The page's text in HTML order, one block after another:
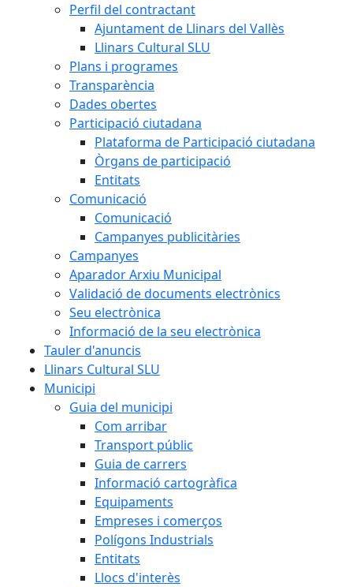
Perfil del contractant
Ajuntament de Llinars del Vallès
Llinars Cultural SLU
Plans i programes
Transparència
Dades obertes
Participació ciutadana
Plataforma de Participació ciutadana
Òrgans de participació
Entitats
Comunicació
Comunicació
Campanyes publicitàries
Campanyes
Aparador Arxiu Municipal
Validació de documents electrònics
Seu electrònica
Informació de la seu electrònica
Tauler d'anuncis
Llinars Cultural SLU
Municipi
Guia del municipi
Com arribar
Transport públic
Guia de carrers
Informació cartogràfica
Equipaments
Empreses i comerços
Polígons Industrials
Entitats
Llocs d'interès